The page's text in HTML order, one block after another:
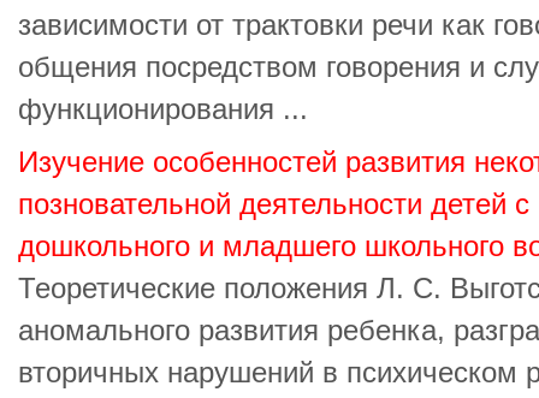
зависимости от трактовки речи как
общения посредством говорения и
функционирования ...
Изучение особенностей развития
позновательной деятельности детей
дошкольного и младшего школьного
Теоретические положения Л. С.
аномального развития ребенка,
вторичных нарушений в психическом